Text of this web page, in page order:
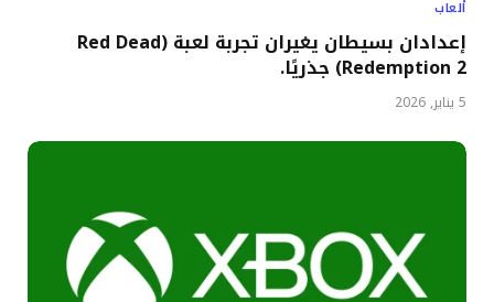
ألعاب
إعدادان بسيطان يغيران تجربة لعبة (Red Dead
Redemption 2) جذريًا.
5 يناير, 2026